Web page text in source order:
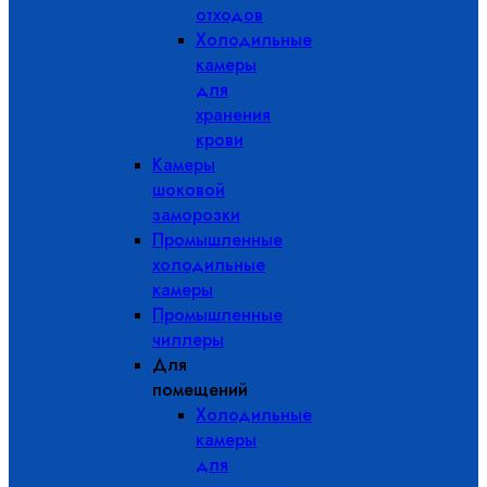
отходов
Холодильные
камеры
для
хранения
крови
Камеры
шоковой
заморозки
Промышленные
холодильные
камеры
Промышленные
чиллеры
Для
помещений
Холодильные
камеры
для